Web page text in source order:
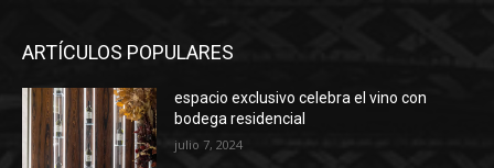
ARTÍCULOS POPULARES
espacio exclusivo celebra el vino con
bodega residencial
julio 7, 2024